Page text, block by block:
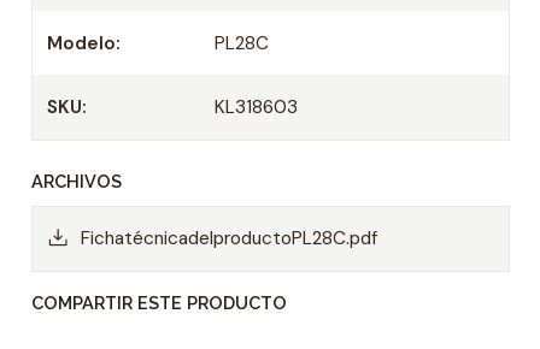
Modelo: PL28C
SKU: KL318603
ARCHIVOS
FichatécnicadelproductoPL28C.pdf
COMPARTIR ESTE PRODUCTO